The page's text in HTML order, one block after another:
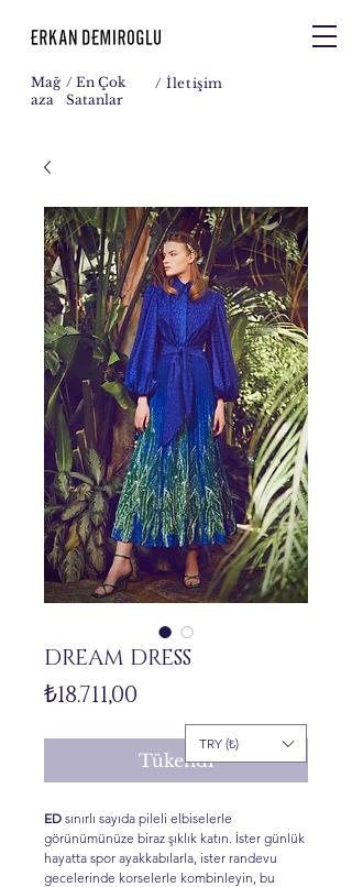
Mağ
aza
/ En Çok
Satanlar
/ İletişim
DREAM DRESS
₺18.711,00
Tükendi
ED sınırlı sayıda pileli elbiselerle
görünümünüze biraz şıklık katın. İster günlük
hayatta spor ayakkabılarla, ister randevu
gecelerinde korselerle kombinleyin, bu
TRY (₺)